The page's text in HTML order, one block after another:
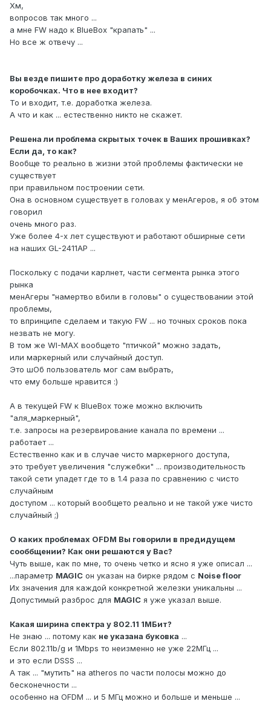
Хм,
вопросов так много ...
а мне FW надо к BlueBox "крапать" ...
Но все ж отвечу ...
Вы везде пишите про доработку железа в синих
коробочках. Что в нее входит?
То и входит, т.е. доработка железа.
А что и как ... естественно никто не скажет.
Решена ли проблема скрытых точек в Ваших прошивках?
Если да, то как?
Вообще то реально в жизни этой проблемы фактически не
существует
при правильном построении сети.
Она в основном существует в головах у менАгеров, я об этом
говорил
очень много раз.
Уже более 4-х лет существуют и работают обширные сети
на наших GL-2411AP ...
Поскольку с подачи карлнет, части сегмента рынка этого
рынка
менАгеры "намертво вбили в головы" о существовании этой
проблемы,
то впринципе сделаем и такую FW ... но точных сроков пока
незвать не могу.
В том же WI-MAX вообщето "птичкой" можно задать,
или маркерный или случайный доступ.
Это шОб пользователь мог сам выбрать,
что ему больше нравится :)
А в текущей FW к BlueBox тоже можно включить
"аля_маркерный",
т.е. запросы на резервирование канала по времени ...
работает ...
Естественно как и в случае чисто маркерного доступа,
это требует увеличения "служебки" ... производительность
такой сети упадет где то в 1.4 раза по сравнению с чисто
случайным
доступом ... который вообщето реально и не такой уже чисто
случайный ;)
О каких проблемах OFDM Вы говорили в предидущем
сооббщении? Как они решаются у Вас?
Чуть выше, как по мне, то очень четко и ясно я уже описал ...
...параметр MAGIC он указан на бирке рядом с Noise floor
Их значения для каждой конкретной железки уникальны ...
Допустимый разброс для MAGIC я уже указал выше.
Какая ширина спектра у 802.11 1МБит?
Не знаю ... потому как не указана буковка ...
Если 802.11b/g и 1Mbps то неизменно не уже 22МГц ...
и это если DSSS ...
А так ... "мутить" на atheros по части полосы можно до
бесконечности ...
особенно на OFDM ... и 5 МГц можно и больше и меньше ...